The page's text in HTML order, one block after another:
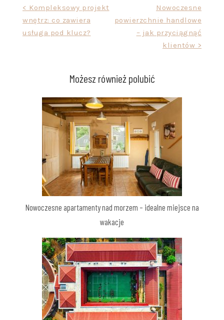
Nawigacja
wpisu
< Kompleksowy projekt
wnętrz: co zawiera
usługa pod klucz?
Nowoczesne
powierzchnie handlowe
– jak przyciągnąć
klientów >
Możesz również polubić
Nowoczesne apartamenty nad morzem – idealne miejsce na
wakacje